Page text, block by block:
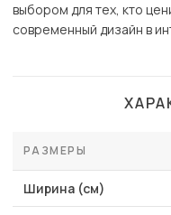
выбором для тех, кто
современный дизайн в
РАЗМЕРЫ
Ширина (см)